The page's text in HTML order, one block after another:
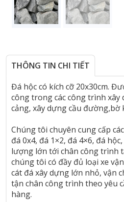
THÔNG TIN CHI TIẾT
Đá hộc có kích cỡ 20x30cm.
công trong các công trình xây
cảng, xây dựng cầu đường,bờ
Chúng tôi chuyên cung cấp
đá 0x4, đá 1×2, đá 4×6, đá
lượng lớn tới chân công trình
chúng tôi có đầy đủ loại xe
cát đá xây dựng lớn nhỏ, vận
tận chân công trình theo yêu
hàng.